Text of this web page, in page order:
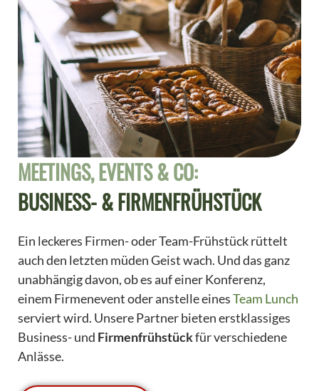
MEETINGS, EVENTS & CO:
BUSINESS- & FIRMENFRÜHSTÜCK
Ein leckeres Firmen- oder Team-Frühstück rüttelt
auch den letzten müden Geist wach. Und das ganz
unabhängig davon, ob es auf einer Konferenz,
einem Firmenevent oder anstelle einesTeam Lunch
serviert wird. Unsere Partner bieten erstklassiges
Business- und Firmenfrühstückfür verschiedene
Anlässe.